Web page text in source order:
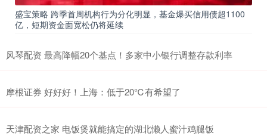
盛宝策略 跨季首周机构行为分化明显，基金爆买信用债超1100
亿，短期资金面宽松仍将延续
风琴配资 最高降幅20个基点！多家中小银行调整存款利率
摩根证券 好好好！上海：低于20℃有希望了
天津配资之家 电饭煲就能搞定的湖北懒人蜜汁鸡腿饭